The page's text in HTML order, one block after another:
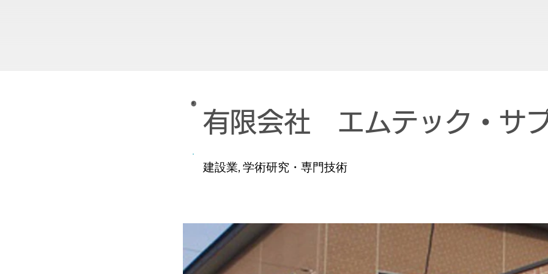
有限会社 エムテック・サ
建設業, 学術研究・専門技術